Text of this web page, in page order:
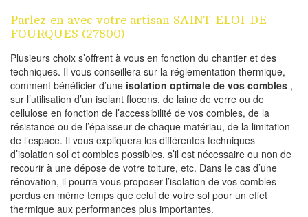
Parlez-en avec votre artisan SAINT-ELOI-DE-
FOURQUES (27800)
Plusieurs choix s’offrent à vous en fonction du chantier et des
techniques. Il vous conseillera sur la réglementation thermique,
comment bénéficier d’une isolation optimale de vos combles ,
sur l’utilisation d’un isolant flocons, de laine de verre ou de
cellulose en fonction de l’accessibilité de vos combles, de la
résistance ou de l’épaisseur de chaque matériau, de la limitation
de l’espace. Il vous expliquera les différentes techniques
d’isolation sol et combles possibles, s’il est nécessaire ou non de
recourir à une dépose de votre toiture, etc. Dans le cas d’une
rénovation, il pourra vous proposer l’isolation de vos combles
perdus en même temps que celui de votre sol pour un effet
thermique aux performances plus importantes.